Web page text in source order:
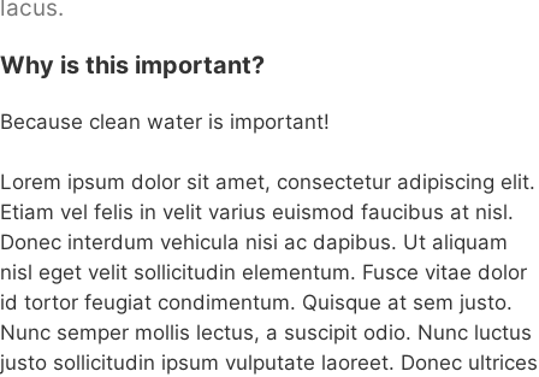
lacus.
Why is this important?
Because clean water is important!
Lorem ipsum dolor sit amet, consectetur adipiscing elit.
Etiam vel felis in velit varius euismod faucibus at nisl.
Donec interdum vehicula nisi ac dapibus. Ut aliquam
nisl eget velit sollicitudin elementum. Fusce vitae dolor
id tortor feugiat condimentum. Quisque at sem justo.
Nunc semper mollis lectus, a suscipit odio. Nunc luctus
justo sollicitudin ipsum vulputate laoreet. Donec ultrices